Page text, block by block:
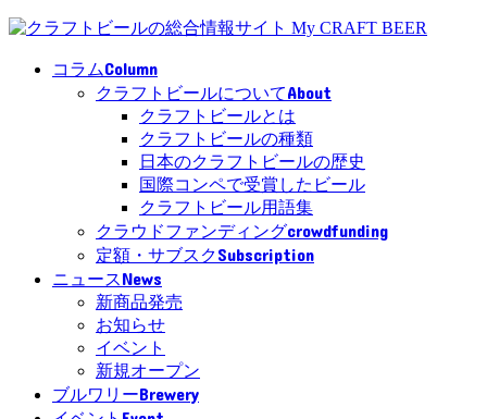
コラムColumn
クラフトビールについてAbout
クラフトビールとは
クラフトビールの種類
日本のクラフトビールの歴史
国際コンペで受賞したビール
クラフトビール用語集
クラウドファンディングcrowdfunding
定額・サブスクSubscription
ニュースNews
新商品発売
お知らせ
イベント
新規オープン
ブルワリーBrewery